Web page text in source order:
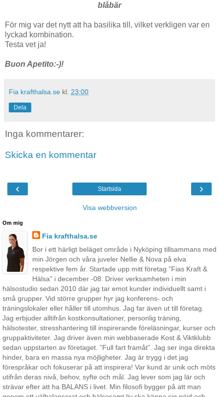
blåbär
För mig var det nytt att ha basilika till, vilket verkligen var en
lyckad kombination.
Testa vet ja!
Buon Apetito:-)!
Fia krafthalsa.se kl. 23:00
Dela
Inga kommentarer:
Skicka en kommentar
‹ ›
Startsida
Visa webbversion
Om mig
Fia krafthalsa.se
Bor i ett härligt beläget område i Nyköping tillsammans med
min Jörgen och våra juveler Nellie & Nova på elva
respektive fem år. Startade upp mitt företag ”Fias Kraft &
Hälsa” i december -08. Driver verksamheten i min
hälsostudio sedan 2010 där jag tar emot kunder individuellt samt i
små grupper. Vid större grupper hyr jag konferens- och
träningslokaler eller håller till utomhus. Jag far även ut till företag.
Jag erbjuder alltifrån kostkonsultationer, personlig träning,
hälsotester, stresshantering till inspirerande föreläsningar, kurser och
gruppaktiviteter. Jag driver även min webbaserade Kost & Viktklubb
sedan uppstarten av företaget. ”Full fart framåt”. Jag ser inga direkta
hinder, bara en massa nya möjligheter. Jag är trygg i det jag
förespråkar och fokuserar på att inspirera! Var kund är unik och möts
utifrån deras nivå, behov, syfte och mål. Jag lever som jag lär och
strävar efter att ha BALANS i livet. Min filosofi bygger på att man